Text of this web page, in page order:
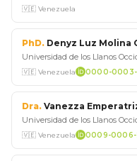
🇻🇪 Venezuela
PhD. Denyz Luz Molina
Universidad de los Llanos
🇻🇪 Venezuela 0000-0003-
Dra. Vanezza
Universidad de los Llanos
🇻🇪 Venezuela 0009-0006-